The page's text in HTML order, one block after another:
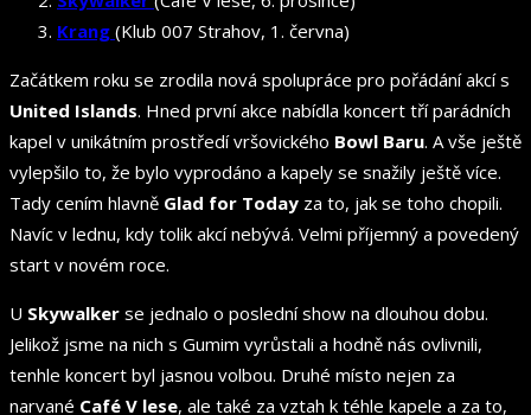
Krang (Klub 007 Strahov, 1. června)
Začátkem roku se zrodila nová spolupráce pro pořádání akcí s
United Islands. Hned první akce nabídla koncert tří parádních
kapel v unikátním prostředí vršovického Bowl Baru. A vše ještě
vylepšilo to, že bylo vyprodáno a kapely se snažily ještě více.
Tady cením hlavně Glad for Today za to, jak se toho chopili.
Navíc v lednu, kdy tolik akcí nebývá. Velmi příjemný a povedený
start v novém roce.
U Skywalker se jednalo o poslední show na dlouhou dobu.
Jelikož jsme na nich s Gumim vyrůstali a hodně nás ovlivnili,
tenhle koncert byl jasnou volbou. Druhé místo nejen za
narvané Café V lese, ale také za vztah k téhle kapele a za to,